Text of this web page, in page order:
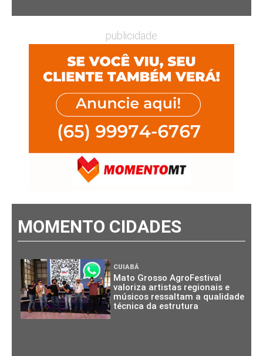
publicidade
MOMENTO CIDADES
CUIABÁ
Mato Grosso AgroFestival
valoriza artistas regionais e
músicos ressaltam a qualidade
técnica da estrutura